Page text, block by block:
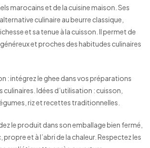
marocains et de la cuisine maison. Ses
culinaire au beurre classique,
et sa tenue à la cuisson. Il permet de
et proches des habitudes culinaires
: intégrez le ghee dans vos préparations
Idées d’utilisation : cuisson,
riz et recettes traditionnelles.
le produit dans son emballage bien fermé,
propre et à l’abri de la chaleur. Respectez les